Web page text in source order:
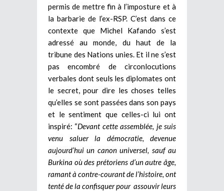
permis de mettre fin à l’imposture et à
la barbarie de l’ex-RSP. C’est dans ce
contexte que Michel Kafando s’est
adressé au monde, du haut de la
tribune des Nations unies. Et il ne s’est
pas encombré de circonlocutions
verbales dont seuls les diplomates ont
le secret, pour dire les choses telles
qu’elles se sont passées dans son pays
et le sentiment que celles-ci lui ont
inspiré: “Devant cette assemblée, je suis
venu saluer la démocratie, devenue
aujourd’hui un canon universel, sauf au
Burkina où des prétoriens d’un autre âge,
ramant à contre-courant de l’histoire, ont
tenté de la confisquer pour assouvir leurs